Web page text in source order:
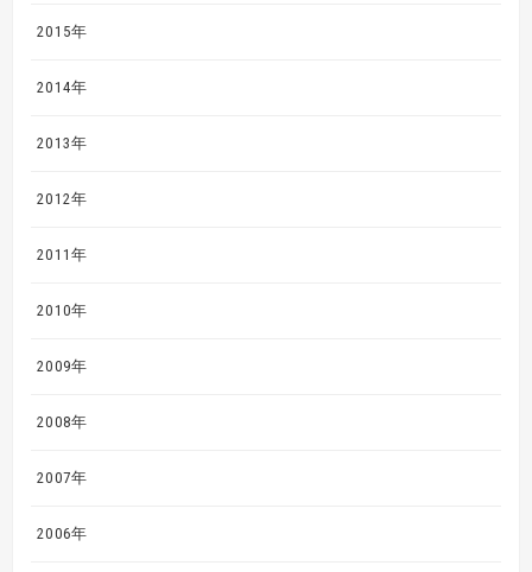
2015年
2014年
2013年
2012年
2011年
2010年
2009年
2008年
2007年
2006年